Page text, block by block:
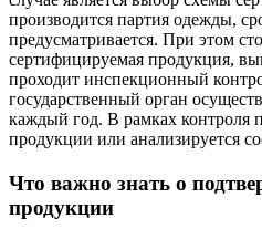
производится партия одежды,
предусматривается. При этом
сертифицируемая продукция,
проходит инспекционный
государственный орган
каждый год. В рамках контроля
продукции или анализируется
Что важно знать о
продукции